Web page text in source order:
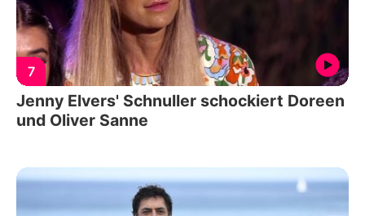
7
Jenny Elvers' Schnuller schockiert Doreen
und Oliver Sanne